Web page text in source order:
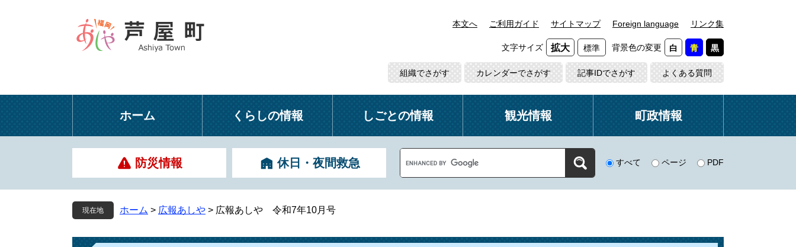
本
本文へ ご利用ガイド サイトマップ Foreign language リンク集
文字サイズ 拡大 標準 背景色の変更 白 青 黒
組織でさがす カレンダーでさがす 記事IDでさがす よくある質問
ホーム くらしの情報 しごとの情報 観光情報 町政情報
防災情報 休日・夜間救急
o
g
ス
すべて ページ PDF
現在地 ホーム > 広報あしや > 広報あしや 令和7年10月号